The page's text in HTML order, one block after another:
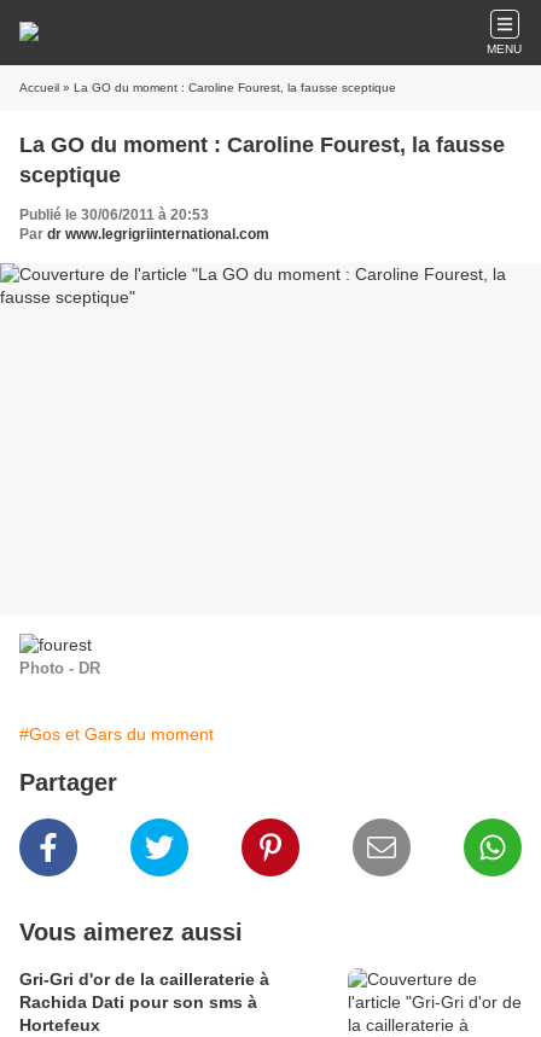
MENU
Accueil » La GO du moment : Caroline Fourest, la fausse sceptique
La GO du moment : Caroline Fourest, la fausse
sceptique
Publié le 30/06/2011 à 20:53
Par dr www.legrigriinternational.com
Photo - DR
#Gos et Gars du moment
Partager
Vous aimerez aussi
Gri-Gri d'or de la cailleraterie à
Rachida Dati pour son sms à
Hortefeux